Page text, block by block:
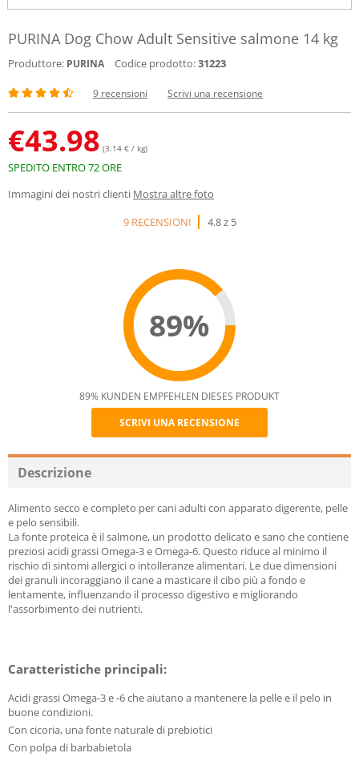
PURINA Dog Chow Adult Sensitive salmone 14 kg
Produttore: PURINA Codice prodotto:31223
9 recensioni Scrivi una recensione
€43.98 (3.14 € / kg)
SPEDITO ENTRO 72 ORE
Immagini dei nostri clienti Mostra altre foto
9 RECENSIONI
4.8 z 5
89%
Recommend
89% KUNDEN EMPFEHLEN DIESES PRODUKT
SCRIVI UNA RECENSIONE
Descrizione
Alimento secco e completo per cani adulti con apparato digerente, pelle
e pelo sensibili.
La fonte proteica è il salmone, un prodotto delicato e sano che contiene
preziosi acidi grassi Omega-3 e Omega-6. Questo riduce al minimo il
rischio di sintomi allergici o intolleranze alimentari. Le due dimensioni
dei granuli incoraggiano il cane a masticare il cibo più a fondo e
lentamente, influenzando il processo digestivo e migliorando
l'assorbimento dei nutrienti.
Caratteristiche principali:
Acidi grassi Omega-3 e -6 che aiutano a mantenere la pelle e il pelo in
buone condizioni.
Con cicoria, una fonte naturale di prebiotici
Con polpa di barbabietola